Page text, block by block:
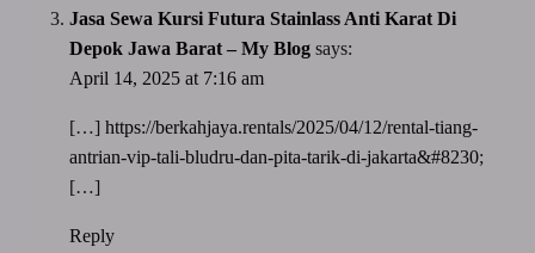
Jasa Sewa Kursi Futura Stainlass Anti Karat Di
Depok Jawa Barat – My Blog says:
April 14, 2025 at 7:16 am
[…] https://berkahjaya.rentals/2025/04/12/rental-tiang-
antrian-vip-tali-bludru-dan-pita-tarik-di-jakarta&#8230;
[…]
Reply